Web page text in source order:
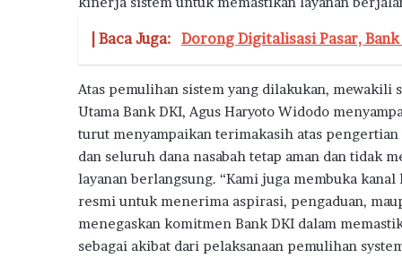
| Baca Juga: Dorong Digitalisasi Pasar, Bank
Atas pemulihan sistem yang dilakukan, mewakili
Utama Bank DKI, Agus Haryoto Widodo
turut menyampaikan terimakasih atas
dan seluruh dana nasabah tetap aman dan tidak
layanan berlangsung. “Kami juga membuka
resmi untuk menerima aspirasi, pengaduan,
menegaskan komitmen Bank DKI dalam
sebagai akibat dari pelaksanaan pemulihan